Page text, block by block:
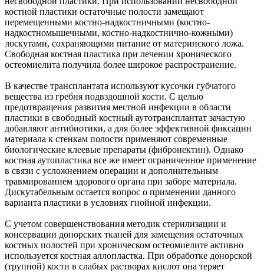
костной пластики остаточные полости замещают
перемещенными костно-надкостничными (костно-
надкостномышечными, костно-надкостнично-кожными)
лоскутами, сохраняющими питание от материнского ложа.
Свободная костная пластика при лечении хронического
остеомиелита получила более широкое распространение.
В качестве трансплантата используют кусочки губчатого
вещества из гребня подвздошной кости. С целью
предотвращения развития местной инфекции в области
пластики в свободный костный аутотрансплантат зачастую
добавляют антибиотики, а для более эффективной фиксации
материала к стенкам полости применяют современные
биологические клеевые препараты (фибронектин). Однако
костная аутопластика все же имеет ограниченное применение
в связи с усложнением операции и дополнительным
травмированием здорового органа при заборе материала.
Дискутабельным остается вопрос о применении данного
варианта пластики в условиях гнойной инфекции.
С учетом совершенствования методик стерилизации и
консервации донорских тканей для замещения остаточных
костных полостей при хроническом остеомиелите активно
используется костная аллопластка. При обработке донорской
(трупной) кости в слабых растворах кислот она теряет